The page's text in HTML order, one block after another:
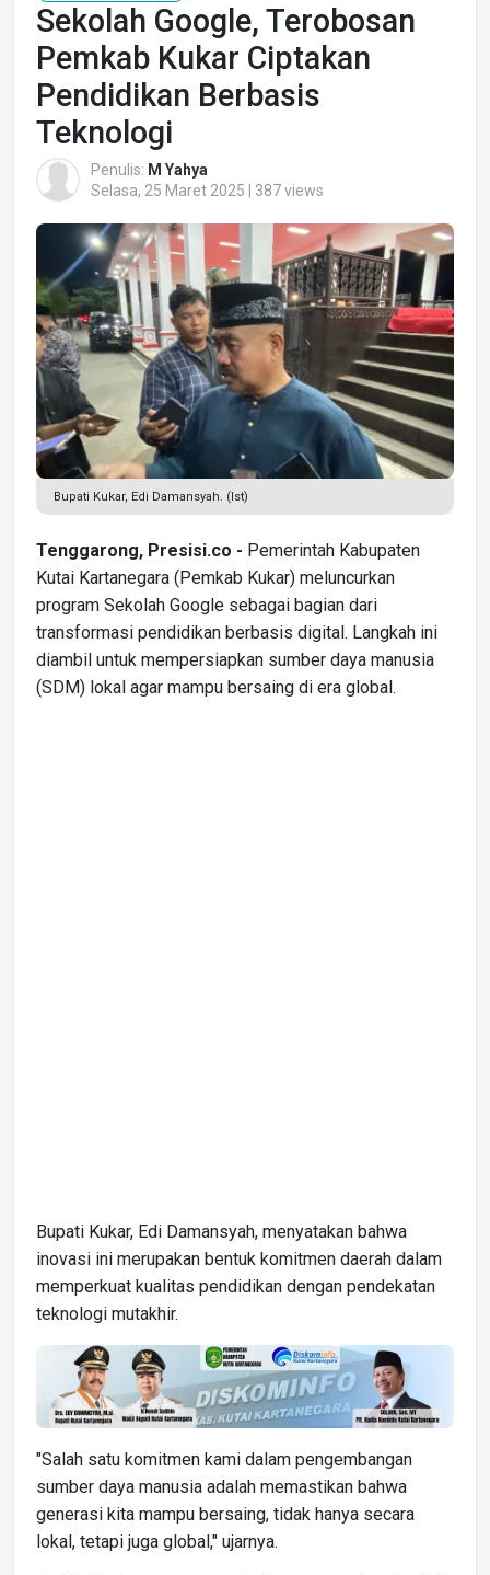
Sekolah Google, Terobosan
Pemkab Kukar Ciptakan
Pendidikan Berbasis
Teknologi
Penulis: M Yahya
Selasa, 25 Maret 2025 | 387 views
Bupati Kukar, Edi Damansyah. (Ist)
Tenggarong, Presisi.co - Pemerintah Kabupaten
Kutai Kartanegara (Pemkab Kukar) meluncurkan
program Sekolah Google sebagai bagian dari
transformasi pendidikan berbasis digital. Langkah ini
diambil untuk mempersiapkan sumber daya manusia
(SDM) lokal agar mampu bersaing di era global.
Bupati Kukar, Edi Damansyah, menyatakan bahwa
inovasi ini merupakan bentuk komitmen daerah dalam
memperkuat kualitas pendidikan dengan pendekatan
teknologi mutakhir.
"Salah satu komitmen kami dalam pengembangan
sumber daya manusia adalah memastikan bahwa
generasi kita mampu bersaing, tidak hanya secara
lokal, tetapi juga global," ujarnya.